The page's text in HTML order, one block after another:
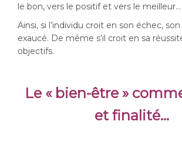
le bon, vers le positif et vers le meilleur…
Ainsi, si l’individu croit en son échec,
exaucé. De même s’il croit en sa
objectifs.
Le « bien-être »
et finalité…